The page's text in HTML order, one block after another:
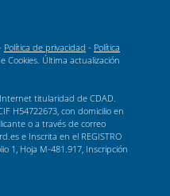
Política de privacidad - Política
Cookies. Última actualización
titularidad de CDAD.
H54722673, con domicilio en
o a través de correo
e Inscrita en el REGISTRO
1, Hoja M-481.917, Inscripción